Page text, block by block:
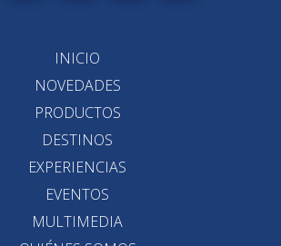
INICIO
NOVEDADES
PRODUCTOS
DESTINOS
EXPERIENCIAS
EVENTOS
MULTIMEDIA